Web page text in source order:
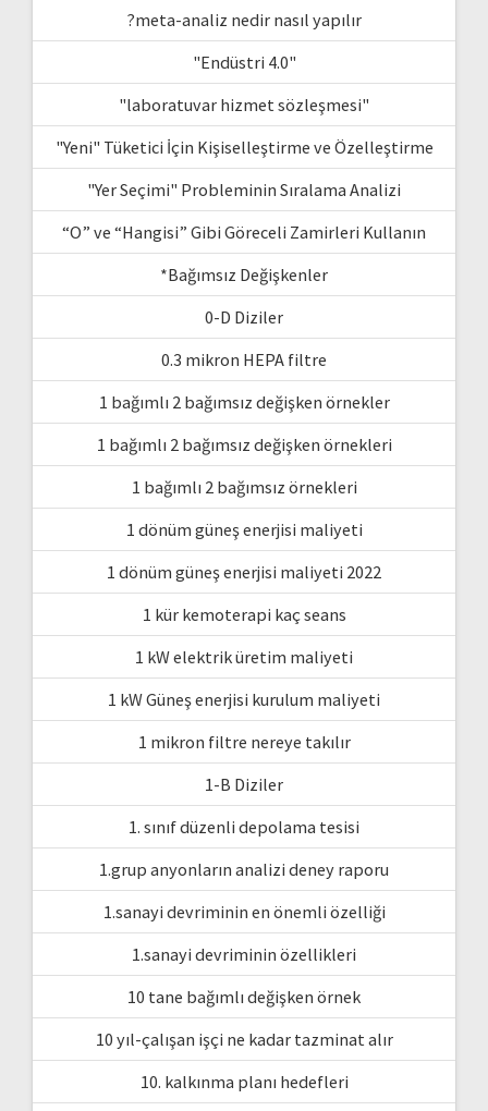
?meta-analiz nedir nasıl yapılır
"Endüstri 4.0"
"laboratuvar hizmet sözleşmesi"
"Yeni" Tüketici İçin Kişiselleştirme ve Özelleştirme
"Yer Seçimi" Probleminin Sıralama Analizi
“O” ve “Hangisi” Gibi Göreceli Zamirleri Kullanın
*Bağımsız Değişkenler
0-D Diziler
0.3 mikron HEPA filtre
1 bağımlı 2 bağımsız değişken örnekler
1 bağımlı 2 bağımsız değişken örnekleri
1 bağımlı 2 bağımsız örnekleri
1 dönüm güneş enerjisi maliyeti
1 dönüm güneş enerjisi maliyeti 2022
1 kür kemoterapi kaç seans
1 kW elektrik üretim maliyeti
1 kW Güneş enerjisi kurulum maliyeti
1 mikron filtre nereye takılır
1-B Diziler
1. sınıf düzenli depolama tesisi
1.grup anyonların analizi deney raporu
1.sanayi devriminin en önemli özelliği
1.sanayi devriminin özellikleri
10 tane bağımlı değişken örnek
10 yıl-çalışan işçi ne kadar tazminat alır
10. kalkınma planı hedefleri